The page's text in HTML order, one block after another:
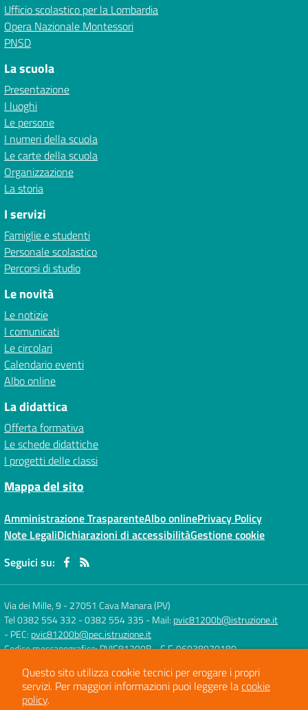
Ufficio scolastico per la Lombardia
Opera Nazionale Montessori
PNSD
La scuola
Presentazione
I luoghi
Le persone
I numeri della scuola
Le carte della scuola
Organizzazione
La storia
I servizi
Famiglie e studenti
Personale scolastico
Percorsi di studio
Le novità
Le notizie
I comunicati
Le circolari
Calendario eventi
Albo online
La didattica
Offerta formativa
Le schede didattiche
I progetti delle classi
Mappa del sito
Amministrazione TrasparenteAlbo onlinePrivacy Policy
Note LegaliDichiarazioni di accessibilitàGestione cookie
Seguici su:
Via dei Mille, 9 -27051 Cava Manara (PV)
Tel 0382 554 332 - 0382 554 335 - Mail: pvic81200b@istruzione.it
- PEC: pvic81200b@pec.istruzione.it
Codice meccanografico: PVIC81200B- C.F. 96038970180
Concept & Design by
Designers Italia
Questo sito utilizza cookie tecnici per erogare i propri
servizi. Per maggiori informazioni puoi leggere lacookie
policy.